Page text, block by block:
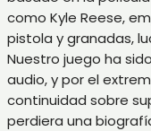
como Kyle Reese,
pistola y granadas,
Nuestro juego ha
audio, y por el
continuidad sobre
perdiera una